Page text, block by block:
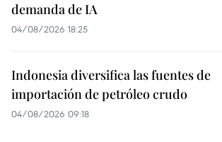
demanda de IA
04/08/2026 18:25
Indonesia diversifica las fuentes de
importación de petróleo crudo
04/08/2026 09:18